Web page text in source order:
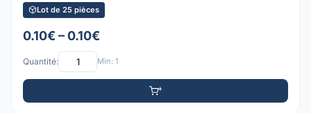
Lot de 25 pièces
0.10€ – 0.10€
Quantité: Min: 1